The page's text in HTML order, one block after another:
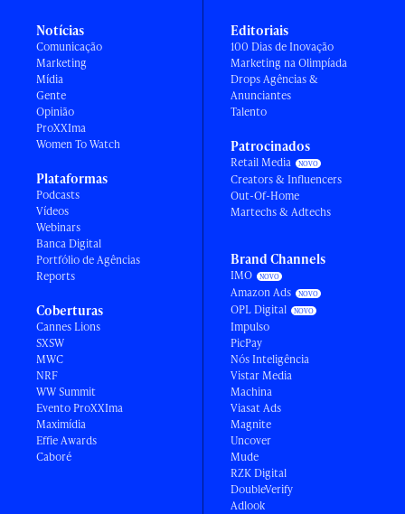
Notícias
Comunicação
Marketing
Mídia
Gente
Opinião
ProXXIma
Women To Watch
Plataformas
Podcasts
Vídeos
Webinars
Banca Digital
Portfólio de Agências
Reports
Coberturas
Cannes Lions
SXSW
MWC
NRF
WW Summit
Evento ProXXIma
Maximídia
Effie Awards
Caboré
Editoriais
100 Dias de Inovação
Marketing na Olimpíada
Drops Agências &
Anunciantes
Talento
Patrocinados
Retail Media
Creators & Influencers
Out-Of-Home
Martechs & Adtechs
Brand Channels
IMO
Amazon Ads
OPL Digital
Impulso
PicPay
Nós Inteligência
Vistar Media
Machina
Viasat Ads
Magnite
Uncover
Mude
RZK Digital
DoubleVerify
Adlook